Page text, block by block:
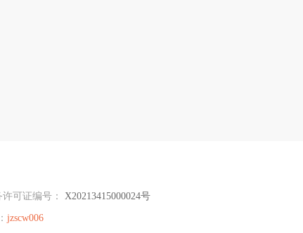
可证编号： X20213415000024号
jzscw006